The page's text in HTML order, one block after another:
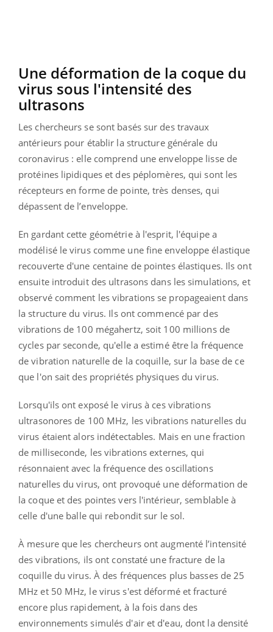
Une déformation de la coque du
virus sous l'intensité des
ultrasons
Les chercheurs se sont basés sur des travaux
antérieurs pour établir la structure générale du
coronavirus : elle comprend une enveloppe lisse de
protéines lipidiques et des péplomères, qui sont les
récepteurs en forme de pointe, très denses, qui
dépassent de l’enveloppe.
En gardant cette géométrie à l'esprit, l'équipe a
modélisé le virus comme une fine enveloppe élastique
recouverte d'une centaine de pointes élastiques. Ils ont
ensuite introduit des ultrasons dans les simulations, et
observé comment les vibrations se propageaient dans
la structure du virus. Ils ont commencé par des
vibrations de 100 mégahertz, soit 100 millions de
cycles par seconde, qu'elle a estimé être la fréquence
de vibration naturelle de la coquille, sur la base de ce
que l'on sait des propriétés physiques du virus.
Lorsqu'ils ont exposé le virus à ces vibrations
ultrasonores de 100 MHz, les vibrations naturelles du
virus étaient alors indétectables. Mais en une fraction
de milliseconde, les vibrations externes, qui
résonnaient avec la fréquence des oscillations
naturelles du virus, ont provoqué une déformation de
la coque et des pointes vers l'intérieur, semblable à
celle d'une balle qui rebondit sur le sol.
À mesure que les chercheurs ont augmenté l’intensité
des vibrations, ils ont constaté une fracture de la
coquille du virus. À des fréquences plus basses de 25
MHz et 50 MHz, le virus s'est déformé et fracturé
encore plus rapidement, à la fois dans des
environnements simulés d'air et d'eau, dont la densité